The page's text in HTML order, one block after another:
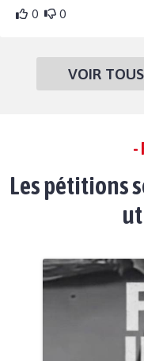
0 0
VOIR
-
Les pétitions